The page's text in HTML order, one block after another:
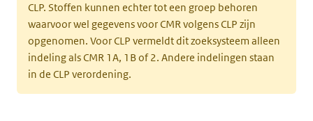
CLP. Stoffen kunnen echter tot een groep behoren
waarvoor wel gegevens voor CMR volgens CLP zijn
opgenomen. Voor CLP vermeldt dit zoeksysteem alleen
indeling als CMR 1A, 1B of 2. Andere indelingen staan
in de CLP verordening.